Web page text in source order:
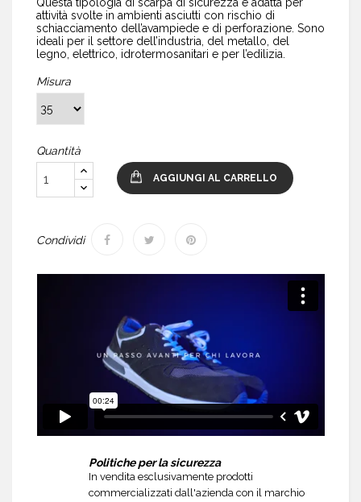
attività svolte in ambienti asciutti con rischio di
schiacciamento dell’avampiede e di perforazione. Sono
ideali per il settore dell’industria, del metallo, del
legno, elettrico, idrotermosanitari e per l’edilizia.
Misura
Quantità
AGGIUNGI AL CARRELLO
Condividi
Politiche per la sicurezza
In vendita esclusivamente prodotti
commercializzati dall'azienda con il marchio